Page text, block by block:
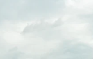
USD thúc đẩy ngành